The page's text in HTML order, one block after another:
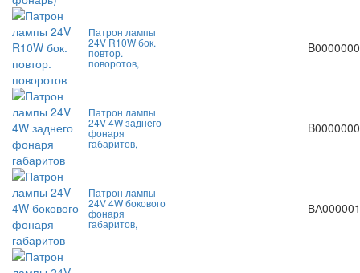
Патрон лампы
24V R10W бок.
повтор.
поворотов,
Патрон лампы
24V 4W заднего
фонаря
габаритов,
Патрон лампы
24V 4W бокового
фонаря
габаритов,